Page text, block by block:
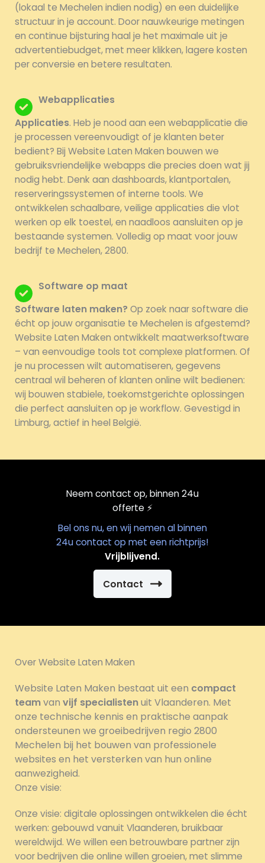
(lokaal te Mechelen indien nodig) en een duidelijke
structuur in je account. Door nauwkeurige metingen
en continue bijsturing haal je het maximale uit je
advertentiebudget, met meer klikken, lagere kosten
per conversie en betere resultaten.
Webapplicaties
Applicaties. Heb je nood aan een webapplicatie die
je processen vereenvoudigt of je klanten beter
bedient? Bij Website Laten Maken bouwen we
gebruiksvriendelijke webapps die precies doen wat jij
nodig hebt. Denk aan dashboards, klantportalen,
reserveringssystemen of interne tools. We
ontwikkelen schaalbare, veilige applicaties die vlot
werken op elk toestel, en naadloos aansluiten op je
bestaande systemen. Volledig op maat voor jouw
bedrijf te Mechelen, 2800.
Software op maat
Software laten maken? Op zoek naar software die
écht op jouw organisatie te Mechelen is afgestemd?
Website Laten Maken ontwikkelt maatwerksoftware
– van eenvoudige tools tot complexe platformen. Of
je nu processen wilt automatiseren, gegevens
centraal wil beheren of klanten online wilt bedienen:
wij bouwen stabiele, toekomstgerichte oplossingen
die perfect aansluiten op je workflow. Gevestigd in
Limburg, actief in heel België.
Neem contact op, binnen 24u
offerte⚡️
Bel ons nu, en wij nemen al binnen
24u contact op met een richtprijs!
Vrijblijvend.
Contact
Over Website Laten Maken
Website Laten Maken bestaat uit een compact
teamvan vijf specialistenuit Vlaanderen. Met
onze technische kennis en praktische aanpak
ondersteunen we groeibedrijven regio 2800
Mechelen bij het bouwen van professionele
websites en het versterken van hun online
aanwezigheid.
Onze visie:
Onze visie: digitale oplossingen ontwikkelen die écht
werken: gebouwd vanuit Vlaanderen, bruikbaar
wereldwijd. We willen een betrouwbare partner zijn
voor bedrijven die online willen groeien, met slimme